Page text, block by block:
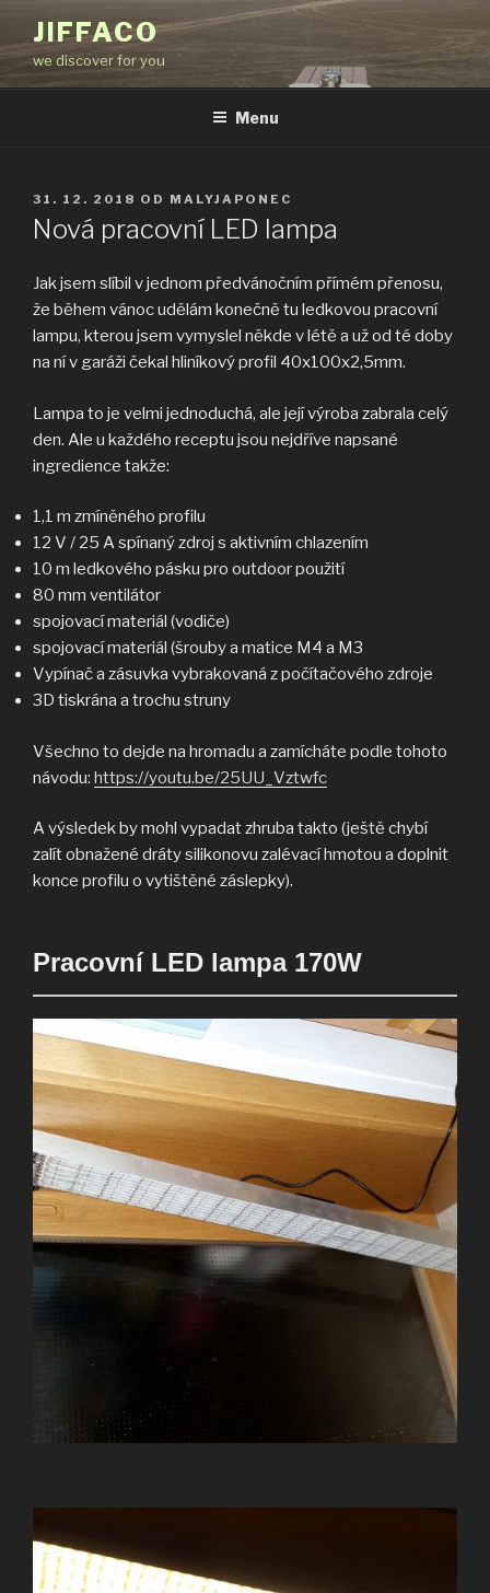
obsahu
webu
JIFFACO
we discover for you
Menu
PUBLIKOVÁNO
31. 12. 2018 OD MALYJAPONEC
Nová pracovní LED lampa
Jak jsem slíbil v jednom předvánočním přímém přenosu,
že během vánoc udělám konečně tu ledkovou pracovní
lampu, kterou jsem vymyslel někde v létě a už od té doby
na ní v garáži čekal hliníkový profil 40x100x2,5mm.
Lampa to je velmi jednoduchá, ale její výroba zabrala celý
den. Ale u každého receptu jsou nejdříve napsané
ingredience takže:
1,1 m zmíněného profilu
12 V / 25 A spínaný zdroj s aktivním chlazením
10 m ledkového pásku pro outdoor použití
80 mm ventilátor
spojovací materiál (vodiče)
spojovací materiál (šrouby a matice M4 a M3
Vypínač a zásuvka vybrakovaná z počítačového zdroje
3D tiskrána a trochu struny
Všechno to dejde na hromadu a zamícháte podle tohoto
návodu: https://youtu.be/25UU_Vztwfc
A výsledek by mohl vypadat zhruba takto (ještě chybí
zalít obnažené dráty silikonovu zalévací hmotou a doplnit
konce profilu o vytištěné záslepky).
Pracovní LED lampa 170W